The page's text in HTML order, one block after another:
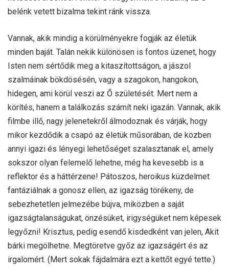
belénk vetett bizalma tekint ránk vissza.
Vannak, akik mindig a körülményekre fogják az életük
minden baját. Talán nekik különösen is fontos üzenet, hogy
Isten nem sértődik meg a kitaszítottságon, a jászol
szalmáinak bökdösésén, vagy a szagokon, hangokon,
hidegen, ami körül veszi az Ő születését. Mert nem a
körítés, hanem a találkozás számít neki igazán. Vannak, akik
filmbe illő, nagy jelenetekről álmodoznak és várják, hogy
mikor kezdődik a csapó az életük műsorában, de közben
annyi igazi és lényegi lehetőséget szalasztanak el, amely
sokszor olyan felemelő lehetne, még ha kevesebb is a
reflektor és a háttérzene! Pátoszos, heroikus küzdelmet
fantáziálnak a gonosz ellen, az igazság törékeny, de
sebezhetetlen jelmezébe bújva, miközben a saját
igazságtalanságukat, önzésüket, irigységüket nem képesek
legyőzni! Krisztus, pedig esendő kisdedként van jelen, Akit
bárki megölhetne. Megtöretve győz az igazságért és az
irgalomért. (Mert sokak fájdalmára ezt a kettőt egyé tette.)